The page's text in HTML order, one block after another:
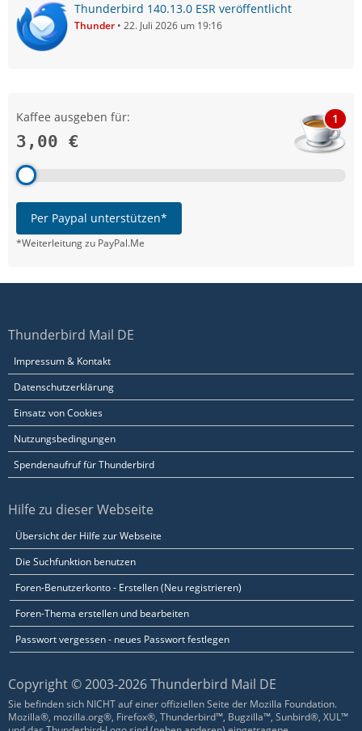
Thunderbird 140.13.0 ESR veröffentlicht
Thunder 22. Juli 2026 um 19:16
Kaffee ausgeben für:
3,00 €
1
Per Paypal unterstützen*
*Weiterleitung zu PayPal.Me
Thunderbird Mail DE
Impressum & Kontakt
Datenschutzerklärung
Einsatz von Cookies
Nutzungsbedingungen
Spendenaufruf für Thunderbird
Hilfe zu dieser Webseite
Übersicht der Hilfe zur Webseite
Die Suchfunktion benutzen
Foren-Benutzerkonto - Erstellen (Neu registrieren)
Foren-Thema erstellen und bearbeiten
Passwort vergessen - neues Passwort festlegen
Copyright © 2003-2026 Thunderbird Mail DE
Sie befinden sich NICHT auf einer offiziellen Seite der Mozilla Foundation.
Mozilla®, mozilla.org®, Firefox®, Thunderbird™, Bugzilla™, Sunbird®, XUL™